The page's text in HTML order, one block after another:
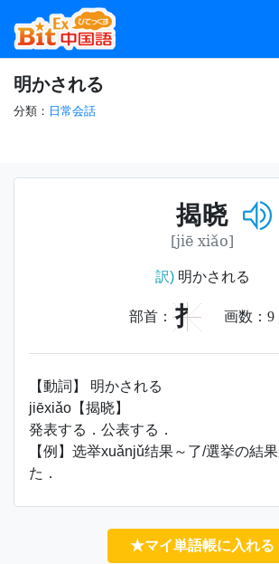
明かされる
分類： 日常会話
揭晓
[jiē xiǎo]
訳)明かされる
部首： 扌 画数： 9
【動詞】 明かされる
jiēxiǎo【揭晓】
発表する．公表する．
【例】选举xuǎnjǔ结果～了/選挙の結
た．
★マイ単語帳に入れる